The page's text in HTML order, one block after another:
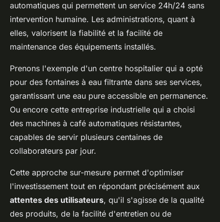
automatiques qui permettent un service 24h/24 sans
intervention humaine. Les administrations, quant à
elles, valorisent la fiabilité et la facilité de
maintenance des équipements installés.
Prenons l'exemple d'un centre hospitalier qui a opté
pour des fontaines à eau filtrante dans ses services,
garantissant une eau pure accessible en permanence.
Ou encore cette entreprise industrielle qui a choisi
des machines à café automatiques résistantes,
capables de servir plusieurs centaines de
collaborateurs par jour.
Cette approche sur-mesure permet d'optimiser
l'investissement tout en répondant précisément aux
attentes des utilisateurs, qu'il s'agisse de la qualité
des produits, de la facilité d'entretien ou de